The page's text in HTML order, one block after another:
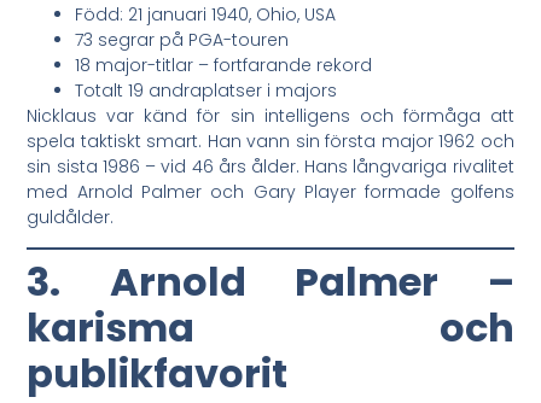
Född: 21 januari 1940, Ohio, USA
73 segrar på PGA-touren
18 major-titlar – fortfarande rekord
Totalt 19 andraplatser i majors
Nicklaus var känd för sin intelligens och förmåga att
spela taktiskt smart. Han vann sin första major 1962 och
sin sista 1986 – vid 46 års ålder. Hans långvariga rivalitet
med Arnold Palmer och Gary Player formade golfens
guldålder.
3. Arnold Palmer –
karisma och
publikfavorit